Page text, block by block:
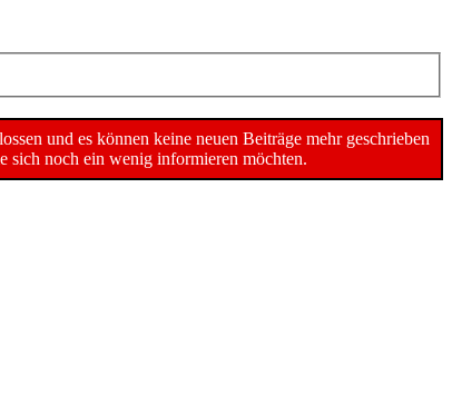
und es können keine neuen Beiträge mehr geschrieben
sich noch ein wenig informieren möchten.